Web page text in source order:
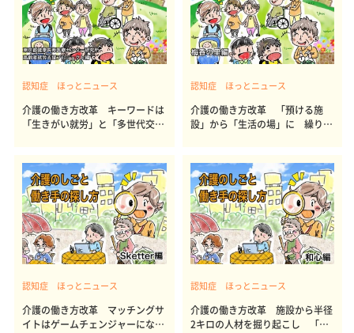
認知症 ほっとニュース
介護の働き方改革 キーワードは
「生きがい就労」と「多世代交
認知症 ほっとニュース
介護の働き方改革 「預ける施
設」から「生活の場」に 繰り返
認知症 ほっとニュース
介護の働き方改革 マッチングサ
イトはゲームチェンジャーになれ
認知症 ほっとニュース
介護の働き方改革 施設から半径
2キロの人材を掘り起こし 「介